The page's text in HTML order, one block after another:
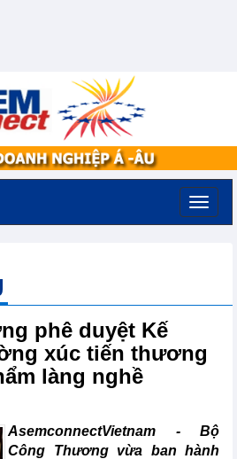
phê duyệt Kế
xúc tiến thương
làng nghề
AsemconnectVietnam - Bộ
Công Thương vừa ban hành